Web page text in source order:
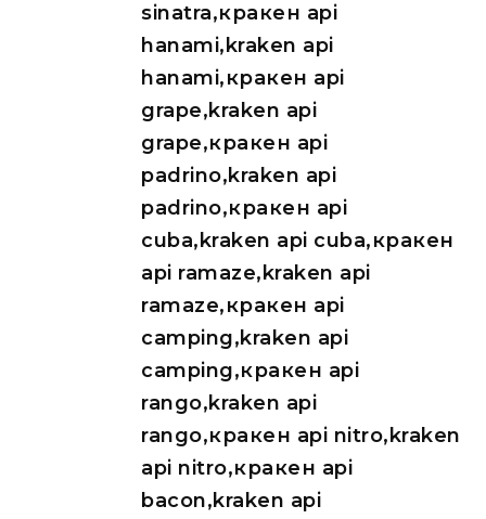
sinatra,кракен api
hanami,kraken api
hanami,кракен api
grape,kraken api
grape,кракен api
padrino,kraken api
padrino,кракен api
cuba,kraken api cuba,кракен
api ramaze,kraken api
ramaze,кракен api
camping,kraken api
camping,кракен api
rango,kraken api
rango,кракен api nitro,kraken
api nitro,кракен api
bacon,kraken api